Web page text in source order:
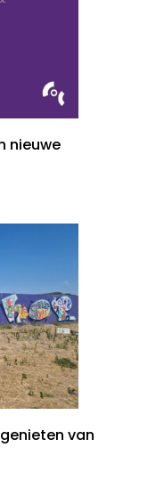
nieuwe
van